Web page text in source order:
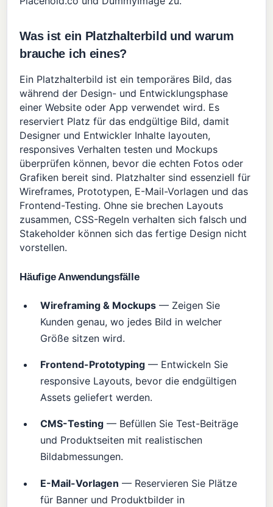
Was ist ein Platzhalterbild und warum
brauche ich eines?
Ein Platzhalterbild ist ein temporäres Bild, das
während der Design- und Entwicklungsphase
einer Website oder App verwendet wird. Es
reserviert Platz für das endgültige Bild, damit
Designer und Entwickler Inhalte layouten,
responsives Verhalten testen und Mockups
überprüfen können, bevor die echten Fotos oder
Grafiken bereit sind. Platzhalter sind essenziell für
Wireframes, Prototypen, E-Mail-Vorlagen und das
Frontend-Testing. Ohne sie brechen Layouts
zusammen, CSS-Regeln verhalten sich falsch und
Stakeholder können sich das fertige Design nicht
vorstellen.
Häufige Anwendungsfälle
Wireframing & Mockups — Zeigen Sie
Kunden genau, wo jedes Bild in welcher
Größe sitzen wird.
Frontend-Prototyping — Entwickeln Sie
responsive Layouts, bevor die endgültigen
Assets geliefert werden.
CMS-Testing — Befüllen Sie Test-Beiträge
und Produktseiten mit realistischen
Bildabmessungen.
E-Mail-Vorlagen — Reservieren Sie Plätze
für Banner und Produktbilder in